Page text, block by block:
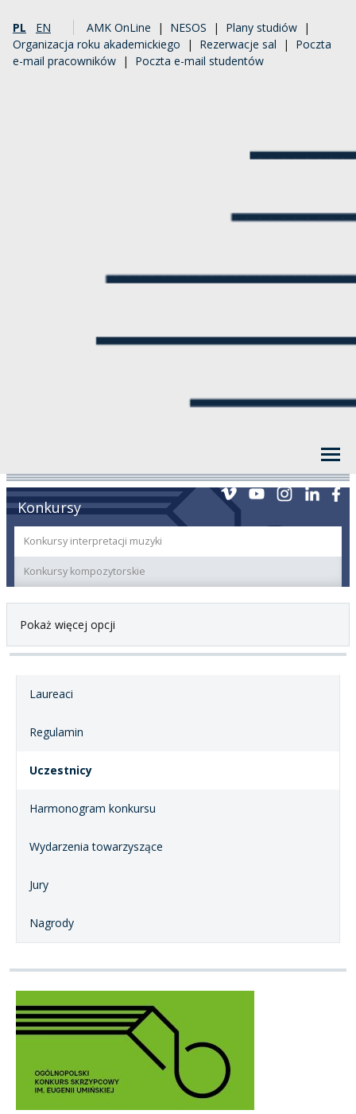
PL EN AMK OnLine | NESOS | Plany studiów |
Organizacja roku akademickiego | Rezerwacje sal | Poczta
e-mail pracowników | Poczta e-mail studentów
Konkursy
Konkursy interpretacji muzyki
Konkursy kompozytorskie
Pokaż więcej opcji
Laureaci
Regulamin
Uczestnicy
Harmonogram konkursu
Wydarzenia towarzyszące
Jury
Nagrody